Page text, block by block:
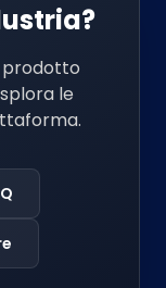
prodotto
le